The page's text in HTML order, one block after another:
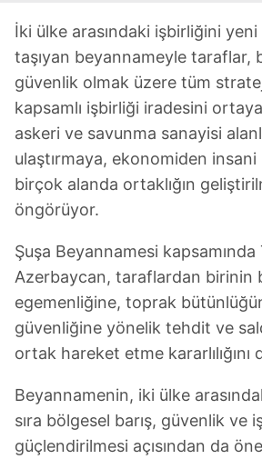
ilgili mevzuata uygun olarak kullanılan
almak için lütfentıklayınız.
İki ülke arasındaki işbirliğini
taşıyan beyannameyle taraflar,
güvenlik olmak üzere tüm
kapsamlı işbirliği iradesini
askeri ve savunma sanayisi
ulaştırmaya, ekonomiden
birçok alanda ortaklığın
öngörüyor.
Şuşa Beyannamesi
Azerbaycan, taraflardan birinin
egemenliğine, toprak
güvenliğine yönelik tehdit ve
ortak hareket etme
Beyannamenin, iki ülke
sıra bölgesel barış, güvenlik ve
güçlendirilmesi açısından da